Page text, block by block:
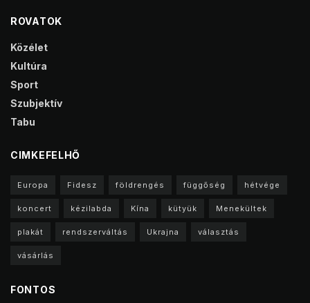
ROVATOK
Közélet
Kultúra
Sport
Szubjektív
Tabu
CIMKEFELHŐ
Europa Fidesz földrengés függőség hétvége
koncert kézilabda Kína kütyük Menekültek
plakát rendszerváltás Ukrajna választás
vásárlás
FONTOS